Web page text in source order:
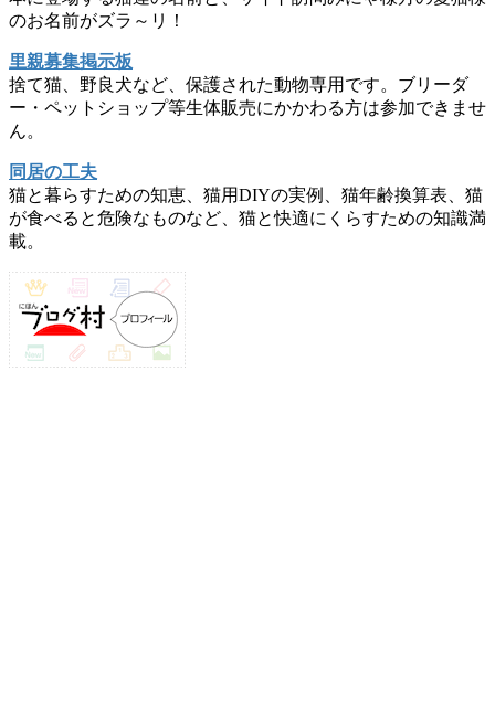
のお名前がズラ～リ！
里親募集掲示板
捨て猫、野良犬など、保護された動物専用です。ブリーダ
ー・ペットショップ等生体販売にかかわる方は参加できませ
ん。
同居の工夫
猫と暮らすための知恵、猫用DIYの実例、猫年齢換算表、猫
が食べると危険なものなど、猫と快適にくらすための知識満
載。